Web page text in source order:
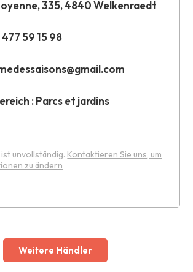
335, 4840 Welkenraedt
59 15 98
: Parcs et jardins
unvollständig. Kontaktieren Sie uns, um
zu ändern
Weitere Händler